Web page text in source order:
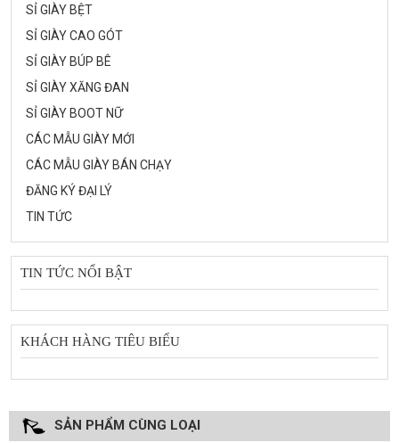
SỈ GIÀY BỆT
SỈ GIÀY CAO GÓT
SỈ GIÀY BÚP BÊ
SỈ GIÀY XĂNG ĐAN
SỈ GIÀY BOOT NỮ
CÁC MẪU GIÀY MỚI
CÁC MẪU GIÀY BÁN CHẠY
ĐĂNG KÝ ĐẠI LÝ
TIN TỨC
TIN TỨC NỔI BẬT
KHÁCH HÀNG TIÊU BIỂU
SẢN PHẨM CÙNG LOẠI